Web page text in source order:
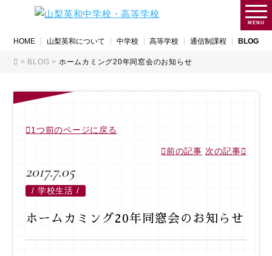
MENU
HOME 山梨英和について 中学校 高等学校 通信制課程 BLOG
> BLOG > ホームカミング20年同窓会のお知らせ
1つ前のページに戻る
前の記事 次の記事
2017.7.05
/ 学校生活 /
ホームカミング20年同窓会のお知らせ